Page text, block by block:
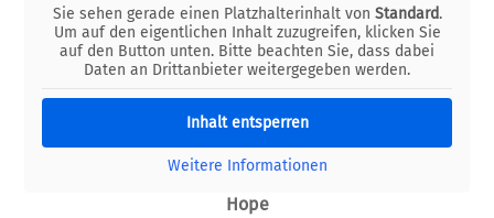
Sie sehen gerade einen Platzhalterinhalt von Standard.
Um auf den eigentlichen Inhalt zuzugreifen, klicken Sie
auf den Button unten. Bitte beachten Sie, dass dabei
Daten an Drittanbieter weitergegeben werden.
Inhalt entsperren
Weitere Informationen
Hope